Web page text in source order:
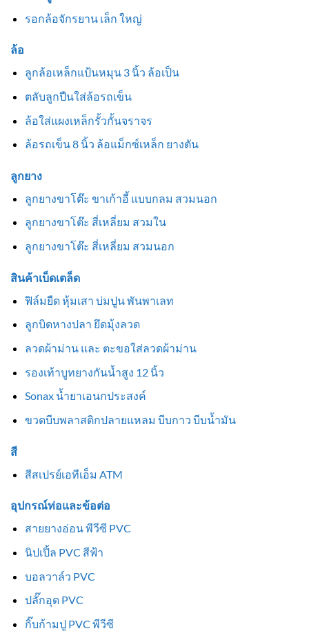
รอกล้อจักรยาน เล็ก ใหญ่
ล้อ
ลูกล้อเหล็กแป้นหมุน 3 นิ้ว ล้อเป็น
ตลับลูกปืนใส่ล้อรถเข็น
ล้อใส่แผงเหล็กรั้วกั้นจราจร
ล้อรถเข็น 8 นิ้ว ล้อแม็กซ์เหล็ก ยางตัน
ลูกยาง
ลูกยางขาโต๊ะ ขาเก้าอี้ แบบกลม สวมนอก
ลูกยางขาโต๊ะ สี่เหลี่ยม สวมใน
ลูกยางขาโต๊ะ สี่เหลี่ยม สวมนอก
สินค้าเบ็ดเตล็ด
ฟิล์มยืด หุ้มเสา บ่มปูน พันพาเลท
ลูกบิดหางปลา ยึดมุ้งลวด
ลวดผ้าม่าน และ ตะขอใส่ลวดผ้าม่าน
รองเท้าบูทยางกันน้ำสูง 12 นิ้ว
Sonax น้ำยาเอนกประสงค์
ขวดบีบพลาสติกปลายแหลม บีบกาว บีบน้ำมัน
สี
สีสเปรย์เอทีเอ็ม ATM
อุปกรณ์ท่อและข้อต่อ
สายยางอ่อน พีวีซี PVC
นิปเปิ้ล PVC สีฟ้า
บอลวาล์ว PVC
ปลั๊กอุด PVC
กิ๊บก้ามปู PVC พีวีซี